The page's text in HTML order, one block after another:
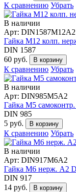
К сравнению Убрать
В наличии
Арт: DIN1587М12А2
Гайка М12 колп.
DIN 1587
60 руб.
В корзину
К сравнению Убрать
В наличии
Арт: DIN985М5А2
Гайка М5
DIN 985
5 руб.
В корзину
К сравнению Убрать
В наличии
Арт: DIN917М6А2
Гайка М6 нерж. А2
DIN 917
14 руб.
В корзину